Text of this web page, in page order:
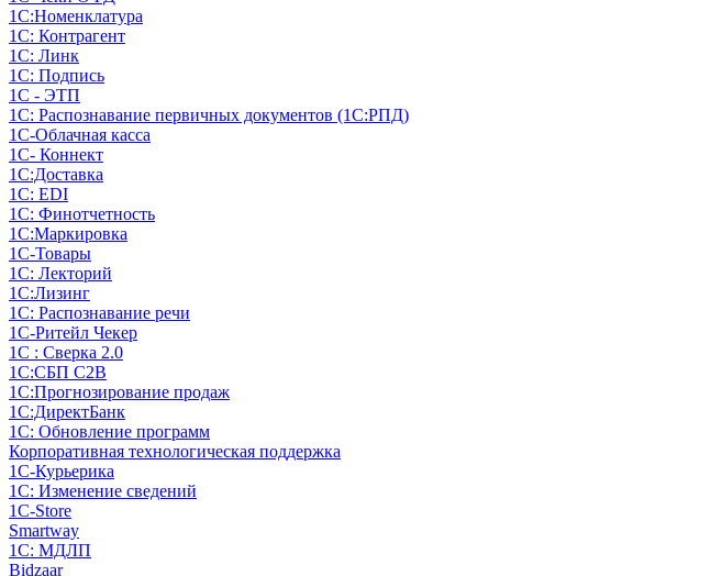
1С:Номенклатура
1С: Контрагент
1С: Линк
1С: Подпись
1С - ЭТП
1С: Распознавание первичных документов (1С:РПД)
1С-Облачная касса
1С- Коннект
1С:Доставка
1С: EDI
1С: Финотчетность
1С:Маркировка
1С-Товары
1С: Лекторий
1С:Лизинг
1С: Распознавание речи
1C-Ритейл Чекер
1С : Сверка 2.0
1С:СБП C2B
1С:Прогнозирование продаж
1С:ДиректБанк
1С: Обновление программ
Корпоративная технологическая поддержка
1С-Курьерика
1С: Изменение сведений
1C-Store
Smartway
1С: МДЛП
Bidzaar